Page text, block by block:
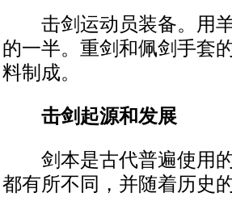
击剑运动员装备。用羊
的一半。重剑和佩剑手套
料制成。
击剑起源和发展
剑本是古代普遍使用的
都有所不同，并随着历史